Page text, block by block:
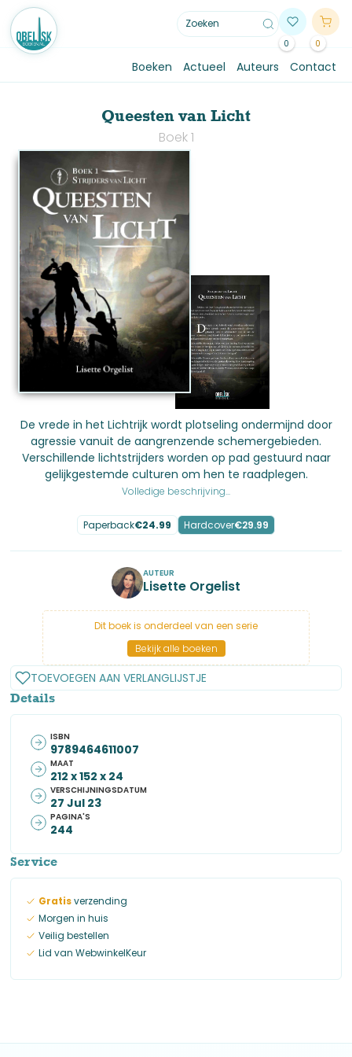
0 0
Boeken Actueel Auteurs Contact
Queesten van Licht
Boek 1
De vrede in het Lichtrijk wordt plotseling ondermijnd door
agressie vanuit de aangrenzende schemergebieden.
Verschillende lichtstrijders worden op pad gestuurd naar
gelijkgestemde culturen om hen te raadplegen.
Volledige beschrijving...
Paperback€24.99 Hardcover€29.99
AUTEUR
Lisette Orgelist
Dit boek is onderdeel van een serie
Bekijk alle boeken
TOEVOEGEN AAN VERLANGLIJSTJE
Details
ISBN
9789464611007
MAAT
212 x 152 x 24
VERSCHIJNINGSDATUM
27 Jul 23
PAGINA'S
244
Service
Gratisverzending
Morgen in huis
Veilig bestellen
Lid van WebwinkelKeur